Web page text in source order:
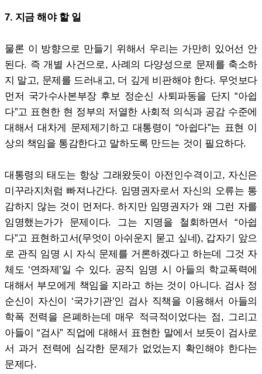
7. 지금 해야 할 일
물론 이 방향으로 만들기 위해서 우리는 가만히 있어선 안
된다. 즉 개별 사건으로, 사례의 다양성으로 문제를 축소하
지 말고, 문제를 드러내고, 더 깊게 비판해야 한다. 무엇보다
먼저 국가수사본부장 후보 정순신 사퇴파동을 단지 “아쉽
다”고 표현한 현 정부의 저열한 사회적 의식과 공감 수준에
대해서 대차게 문제제기하고 대통령이 “아쉽다”는 표현 이
상의 책임을 통감한다고 말하도록 만드는 것이 필요하다.
대통령의 태도는 항상 그래왔듯이 아전인수격이고, 자신은
미꾸라지처럼 빠져나간다. 임명권자로서 자신의 오류는 통
감하지 않는 것이 먼저다. 하지만 임명권자가 왜 그런 자를
임명했는가가 문제이다. 그는 지명을 철회하면서 “아쉽
다”고 표현하고서(무엇이 아쉬운지 묻고 싶네), 갑자기 앞으
로 관직 임명 시 자식 문제를 거론하겠다고 하는데 그것 자
체도 ‘연좌제’일 수 있다. 공직 임명 시 아들의 학교폭력에
대해서 부모에게 책임을 지라고 하는 것이 아니다. 검사 정
순신이 자신이 ‘국가기관’인 검사 직책을 이용해서 아들의
학폭 전력을 은폐하는데 매우 적극적이었다는 점, 그리고
아들이 “검사” 직업에 대해서 표현한 말에서 보듯이 검사로
서 과거 전력에 심각한 문제가 없었는지 확인해야 한다는
문제다.